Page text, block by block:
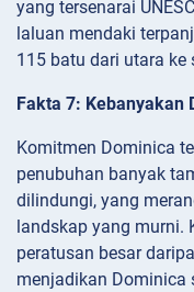
yang tersenarai
laluan mendaki
115 batu dari utara ke
Fakta 7: Kebanyakan
Komitmen Dominica
penubuhan banyak
dilindungi, yang
landskap yang
peratusan besar
menjadikan Dominica